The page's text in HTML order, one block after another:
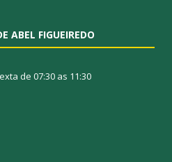
ABEL FIGUEIREDO
de 07:30 as 11:30